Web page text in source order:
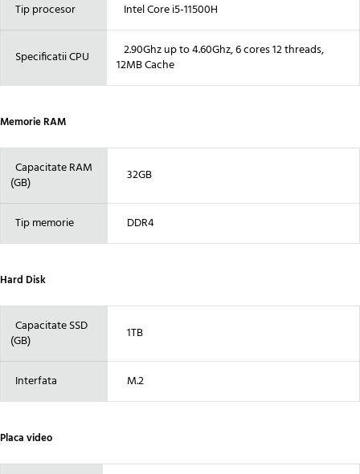
Tip procesor Intel Core i5-11500H
Specificatii CPU
2.90Ghz up to 4.60Ghz, 6 cores 12 threads,
12MB Cache
Memorie RAM
Capacitate RAM
(GB)
32GB
Tip memorie DDR4
Hard Disk
Capacitate SSD
(GB)
1TB
Interfata M.2
Placa video